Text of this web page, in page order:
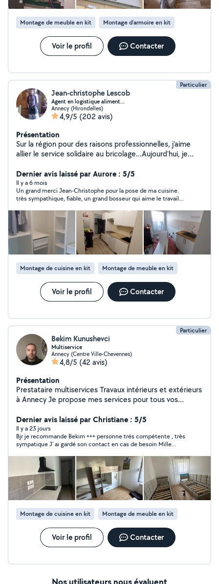
Montage de meuble en kit Montage d'armoire en kit
Voir le profil Contacter
Particulier
Jean-christophe Lescob
Agent en logistique aliment...
Annecy (Hirondelles)
4,9/5 (202 avis)
Présentation
Sur la région pour des raisons professionnelles, j'aime
allier le service solidaire au bricolage...Aujourd'hui, je
contacts passés ici). Je suis très sollicité en dehors de
ce site! Petite précision, j'adore ce que je fais...Et
l'amour du rapport social.
Dernier avis laissé par Aurore : 5/5
Il y a 6 mois
Un grand merci Jean-Christophe pour la pose de ma cuisine.
très sympathique, fiable, un grand bosseur qui aime le travail
besoin d'aide suite à un désistement. Ca fait du bien de
rencontrer des personnes comme ça qui aime rendre service
et partager tout simplement. Je recommande vivement!
Montage de cuisine en kit Montage de meuble en kit
Voir le profil Contacter
Particulier
Bekim Kunushevci
Multiservice
Annecy (Centre Ville-Chevennes)
4,8/5 (42 avis)
Présentation
Prestataire multiservices Travaux intérieurs et extérieurs
à Annecy Je propose mes services pour tous vos
intérieure et extérieure pose de carrelage et faïence
pose de parquet montage de meubles pose d'étagères,
luminaires, tringles etc travaux de plomberie et
électricité entretien extérieur et jardin terrasse, clôture,
portail nettoyage et remise en état Travail sérieux,
soigné et rapide. Intervention sur Annecy et ses
alentours.
Dernier avis laissé par Christiane : 5/5
Il y a 23 jours
Bjr je recommande Bekim +++ personne trés compétente , très
sympatique J' ai gardé son contact en cas de besoin Mille
Montage de cuisine en kit Montage de meuble en kit
Voir le profil Contacter